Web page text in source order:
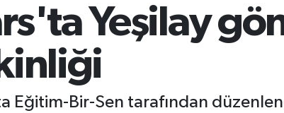
Yeşilay
Eğitim-Bir-Sen tarafından
Haritası
ve Fikstür